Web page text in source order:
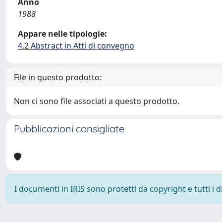
1988
Appare nelle tipologie:
4.2 Abstract in Atti di convegno
File in questo prodotto:
Non ci sono file associati a questo prodotto.
Pubblicazioni consigliate
I documenti in IRIS sono protetti da copyright e tutti i